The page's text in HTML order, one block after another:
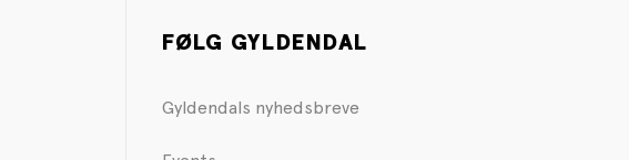
FØLG GYLDENDAL
Gyldendals nyhedsbreve